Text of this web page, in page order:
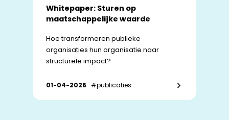
Whitepaper: Sturen op
maatschappelijke waarde
Hoe transformeren publieke
organisaties hun organisatie naar
structurele impact?
01-04-2026 #publicaties